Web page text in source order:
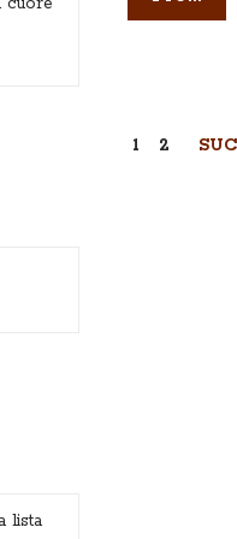
lista
Pagina
1 Pagina
2